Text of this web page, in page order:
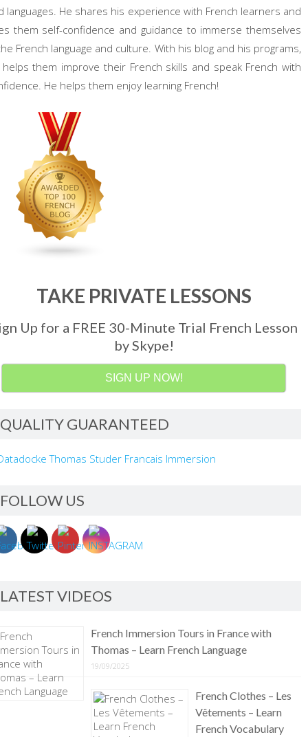
languages. He shares his experience with French learners and
them self-confidence and guidance to immerse themselves
French language and culture. With his blog and his programs,
them improve their French skills and speak French with
He helps them enjoy learning French!
TAKE PRIVATE LESSONS
Up for a FREE 30-Minute Trial French Lesson
by Skype!
SIGN UP NOW!
QUALITY GUARANTEED
FOLLOW US
LATEST VIDEOS
French Immersion Tours in France with
Thomas – Learn French Language
19/09/2025
French Clothes – Les
Vêtements – Learn
French Vocabulary